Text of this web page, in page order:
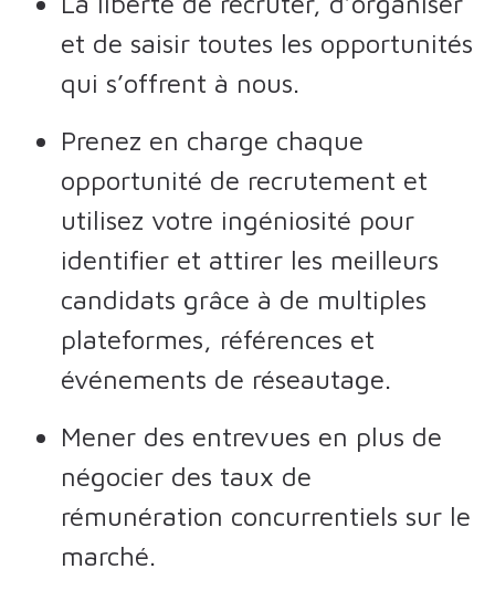
et de saisir toutes les opportunités
qui s’offrent à nous.
Prenez en charge chaque
opportunité de recrutement et
utilisez votre ingéniosité pour
identifier et attirer les meilleurs
candidats grâce à de multiples
plateformes, références et
événements de réseautage.
Mener des entrevues en plus de
négocier des taux de
rémunération concurrentiels sur le
marché.